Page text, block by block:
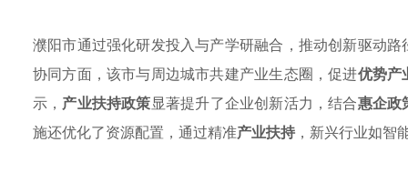
濮阳市通过强化研发投入与产学研融合，推动创新驱动
协同方面，该市与周边城市共建产业生态圈，促进优势产
示， 产业扶持政策显著提升了企业创新活力，结合惠企政
施还优化了资源配置，通过精准产业扶持 ，新兴行业如智